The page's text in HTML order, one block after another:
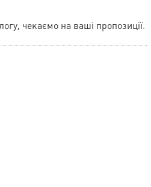
чекаємо на ваші пропозиції.